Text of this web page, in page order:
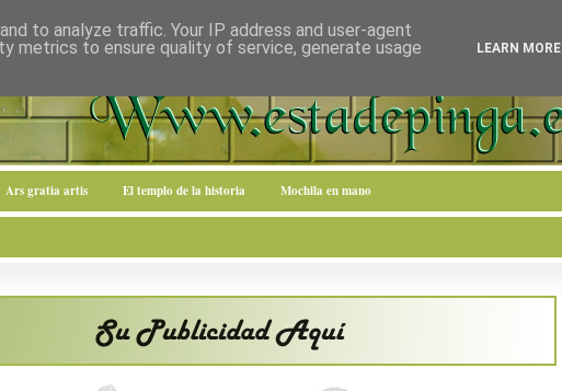
Ars gratia artis El templo de la historia Mochila en mano
to analyze traffic. Your IP address and user-agent
metrics to ensure quality of service, generate usage
LEARN MORE